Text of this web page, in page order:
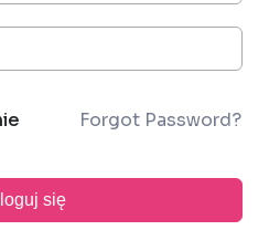
Forgot Password?
się